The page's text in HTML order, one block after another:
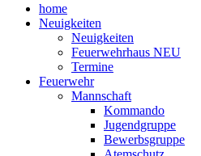
home
Neuigkeiten
Neuigkeiten
Feuerwehrhaus NEU
Termine
Feuerwehr
Mannschaft
Kommando
Jugendgruppe
Bewerbsgruppe